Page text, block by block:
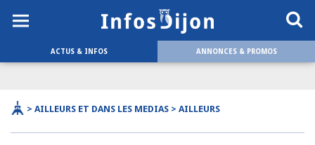
ACTUS & INFOS ANNONCES & PROMOS
> AILLEURS ET DANS LES MEDIAS > AILLEURS